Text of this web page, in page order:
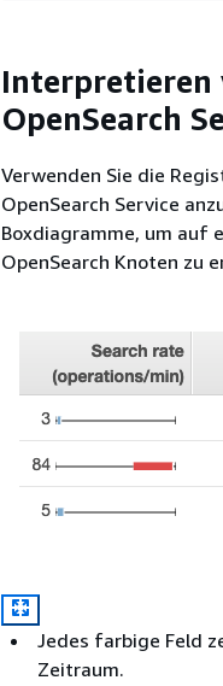
Interpretieren
OpenSearch
Verwenden Sie die
OpenSearch Service
Boxdiagramme, um auf
OpenSearch Knoten zu
Jedes farbige Feld
Zeitraum.